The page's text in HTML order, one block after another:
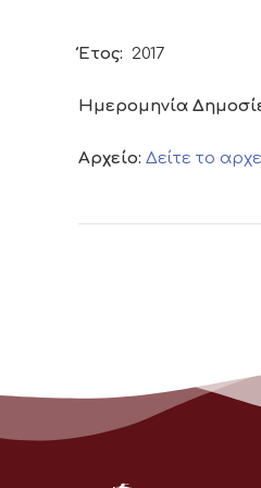
Έτος: 2017
Ημερομηνία
Αρχείο: Δείτε το